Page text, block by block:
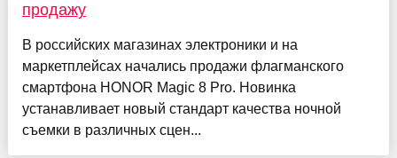
продажу
В российских магазинах электроники и на
маркетплейсах начались продажи флагманского
смартфона HONOR Magic 8 Pro. Новинка
устанавливает новый стандарт качества ночной
съемки в различных сцен...